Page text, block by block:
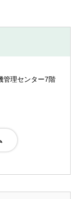
管理センター7階